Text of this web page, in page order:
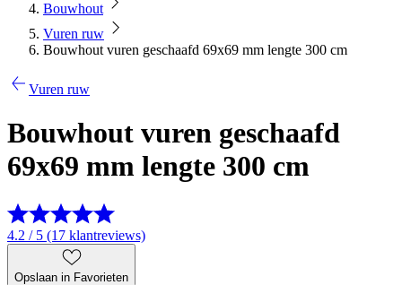
Bouwhout
Vuren ruw
Bouwhout vuren geschaafd 69x69 mm lengte 300 cm
Vuren ruw
Bouwhout vuren geschaafd
69x69 mm lengte 300 cm
4.2 / 5 (17 klantreviews)
Opslaan in Favorieten